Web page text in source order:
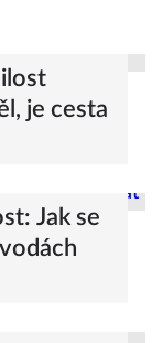
je cesta
Jak se